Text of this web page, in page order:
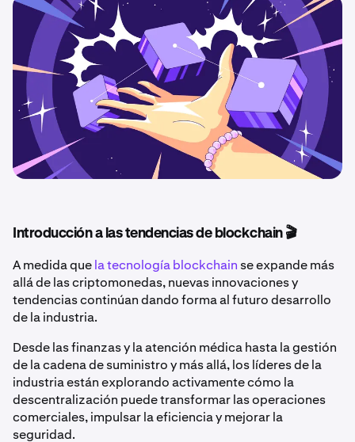
Introducción a las tendencias de blockchain 🎬
A medida quela tecnología blockchain se expande más
allá de las criptomonedas, nuevas innovaciones y
tendencias continúan dando forma al futuro desarrollo
de la industria.
Desde las finanzas y la atención médica hasta la gestión
de la cadena de suministro y más allá, los líderes de la
industria están explorando activamente cómo la
descentralización puede transformar las operaciones
comerciales, impulsar la eficiencia y mejorar la
seguridad.